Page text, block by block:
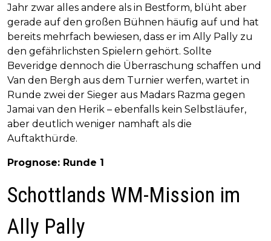
Jahr zwar alles andere als in Bestform, blüht aber
gerade auf den großen Bühnen häufig auf und hat
bereits mehrfach bewiesen, dass er im Ally Pally zu
den gefährlichsten Spielern gehört. Sollte
Beveridge dennoch die Überraschung schaffen und
Van den Bergh aus dem Turnier werfen, wartet in
Runde zwei der Sieger aus Madars Razma gegen
Jamai van den Herik – ebenfalls kein Selbstläufer,
aber deutlich weniger namhaft als die
Auftakthürde.
Prognose: Runde 1
Schottlands WM-Mission im
Ally Pally